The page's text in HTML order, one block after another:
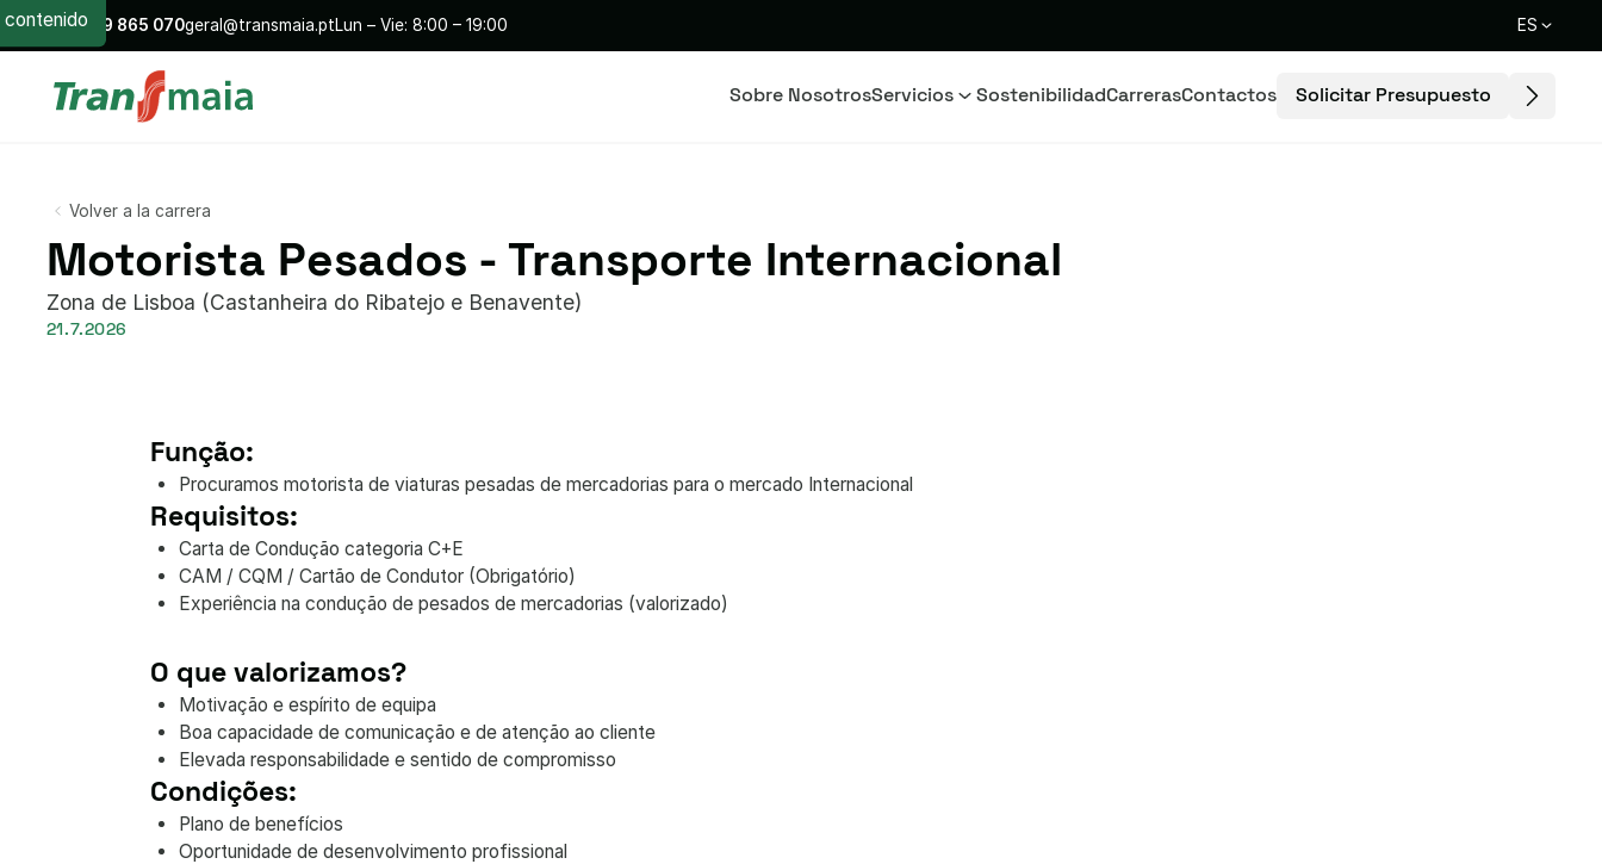
contenido
+351229 865 070geral@transmaia.ptLun – Vie: 8:00 – 19:00 ES
Sobre NosotrosServicios SostenibilidadCarrerasContactos Solicitar Presupuesto
Volver a la carrera
Motorista Pesados - Transporte Internacional
Zona de Lisboa (Castanheira do Ribatejo e Benavente)
21.7.2026
Função:
Procuramos motorista de viaturas pesadas de mercadorias para o mercado Internacional
Requisitos:
Carta de Condução categoria C+E
CAM / CQM / Cartão de Condutor (Obrigatório)
Experiência na condução de pesados de mercadorias (valorizado)
O que valorizamos?
Motivação e espírito de equipa
Boa capacidade de comunicação e de atenção ao cliente
Elevada responsabilidade e sentido de compromisso
Condições:
Plano de benefícios
Oportunidade de desenvolvimento profissional